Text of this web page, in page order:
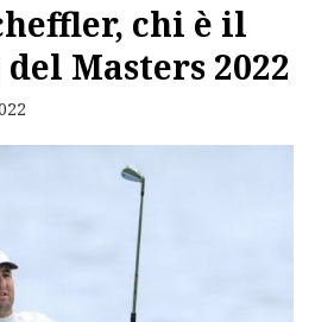
chi è il
Masters 2022